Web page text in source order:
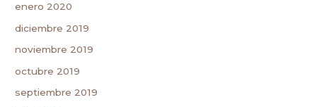
enero 2020
diciembre 2019
noviembre 2019
octubre 2019
septiembre 2019